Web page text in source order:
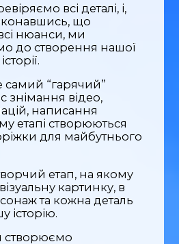
всі деталі, і,
що
нюанси, ми
до створення нашої
самий “гарячий”
знімання відео,
написання
етапі створюються
для майбутнього
етап, на якому
картинку, в
та кожна деталь
історію.
створюємо